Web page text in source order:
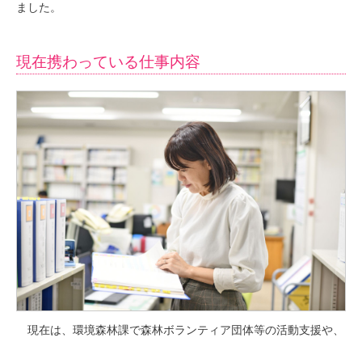
ました。
現在携わっている仕事内容
現在は、環境森林課で森林ボランティア団体等の活動支援や、